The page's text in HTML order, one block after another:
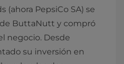
(ahora PepsiCo SA) se
ButtaNutt y compró
negocio. Desde
su inversión en